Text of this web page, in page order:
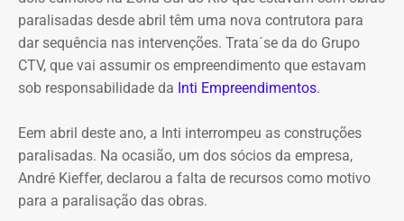
maior flexibilidade financeira conferida à natureza
jurídica da autarquia.
COM INFORMAÇÕES DO RJ2/TV GLOBO
paralisadas desde abril têm uma nova contrutora para
dar sequência nas intervenções. Trata´se da do Grupo
CTV, que vai assumir os empreendimento que estavam
sob responsabilidade da Inti Empreendimentos.
Eem abril deste ano, a Inti interrompeu as construções
paralisadas. Na ocasião, um dos sócios da empresa,
André Kieffer, declarou a falta de recursos como motivo
para a paralisação das obras.